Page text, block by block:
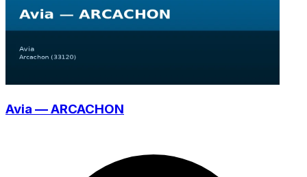
Avia — ARCACHON